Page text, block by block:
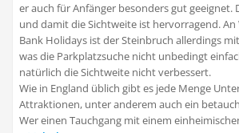
er auch für Anfänger besonders gut geeignet.
und damit die Sichtweite ist hervorragend.
Bank Holidays ist der Steinbruch allerdings
was die Parkplatzsuche nicht unbedingt
natürlich die Sichtweite nicht verbessert.
Wie in England üblich gibt es jede Menge
Attraktionen, unter anderem auch ein
Wer einen Tauchgang mit einem